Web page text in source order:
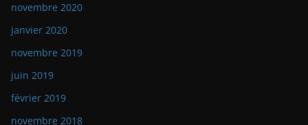
novembre 2020
janvier 2020
novembre 2019
juin 2019
février 2019
novembre 2018